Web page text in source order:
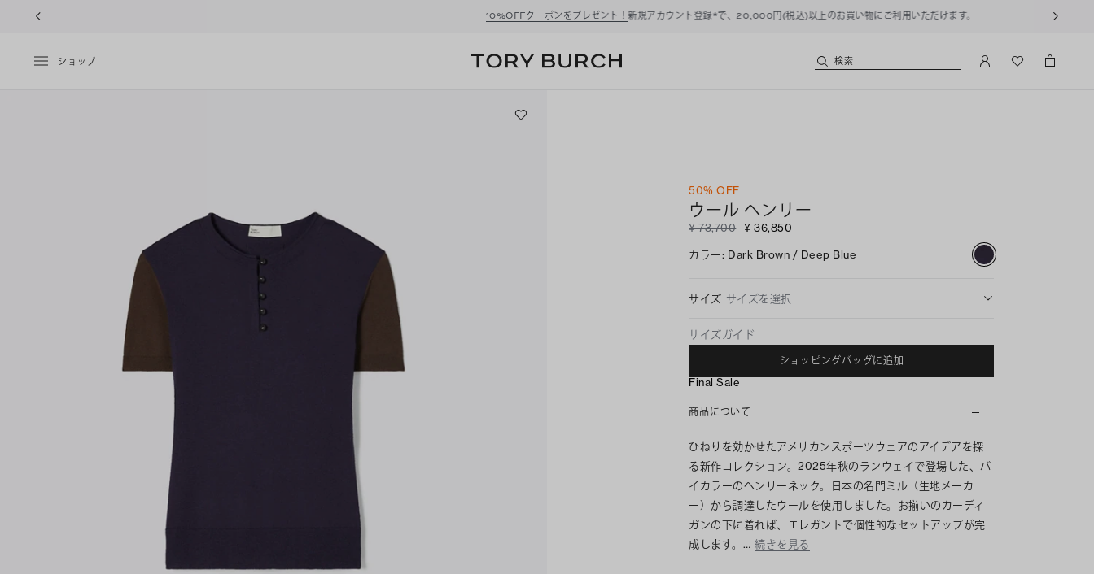
新規アカウント登録*で、20,000円(税込)以上のお買い物にご利用いただけます。
ショップ 検索
50% OFF
ウール ヘンリー
¥ 73,700 ¥ 36,850
カラー: Dark Brown / Deep Blue
サイズ サイズを選択
サイズガイド
ショッピングバッグに追加
Final Sale
商品について
ひねりを効かせたアメリカンスポーツウェアのアイデアを探
る新作コレクション。2025年秋のランウェイで登場した、バ
イカラーのヘンリーネック。日本の名門ミル（生地メーカ
ー）から調達したウールを使用しました。お揃いのカーディ
ガンの下に着れば、エレガントで個性的なセットアップが完
成します。… 続きを見る